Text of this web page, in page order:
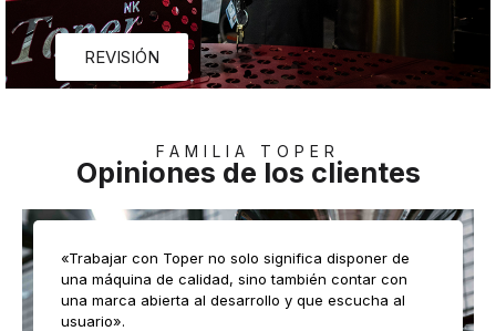
REVISIÓN
FAMILIA TOPER
Opiniones de los clientes
«Trabajar con Toper no solo significa disponer de
una máquina de calidad, sino también contar con
una marca abierta al desarrollo y que escucha al
usuario».